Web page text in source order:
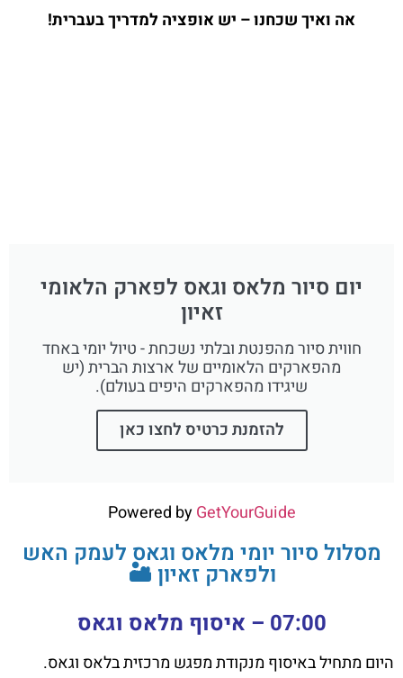
אה ואיך שכחנו – יש אופציה למדריך בעברית!
יום סיור מלאס וגאס לפארק הלאומי
זאיון
חווית סיור מהפנטת ובלתי נשכחת - טיול יומי באחד
מהפארקים הלאומיים של ארצות הברית (יש
שיגידו מהפארקים היפים בעולם).
להזמנת כרטיס לחצו כאן
Powered byGetYourGuide
מסלול סיור יומי מלאס וגאס לעמק האש
ולפארק זאיון 🏜️
07:00 – איסוף מלאס וגאס
היום מתחיל באיסוף מנקודת מפגש מרכזית בלאס וגאס.